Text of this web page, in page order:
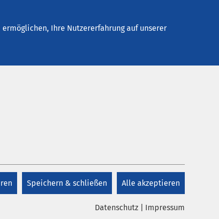
Ihre Nutzererfahrung auf unserer
Speichern & schließen Alle akzeptieren
Datenschutz Impressum
Stellenangebote
Folker Timmermann/pixelio.de